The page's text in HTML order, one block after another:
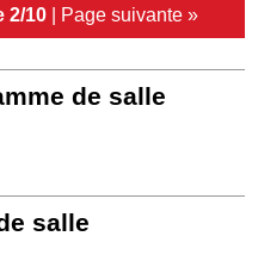
2/10| Page suivante »
de salle
salle